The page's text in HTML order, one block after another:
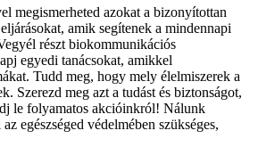
megismerheted azokat a bizonyítottan
amik segítenek a mindennapi
részt biokommunikációs
egyedi tanácsokat, amikkel
Tudd meg, hogy mely élelmiszerek a
Szerezd meg azt a tudást és biztonságot,
le folyamatos akcióinkról! Nálunk
egészséged védelmében szükséges,